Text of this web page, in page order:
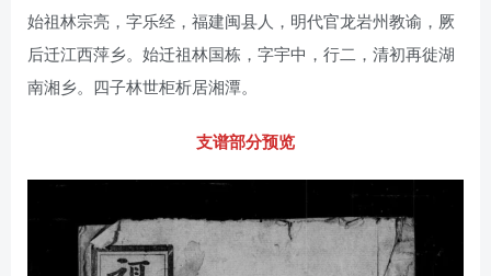
始祖林宗亮，字乐经，福建闽县人，明代官龙岩州教谕，厥
后迁江西萍乡。始迁祖林国栋，字宇中，行二，清初再徙湖
南湘乡。四子林世柜析居湘潭。
支谱部分预览